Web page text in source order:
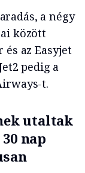
a négy
között
és az Easyjet
pedig a
t.
utaltak
nap